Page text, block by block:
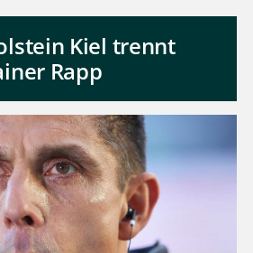
Kiel trennt
Rapp